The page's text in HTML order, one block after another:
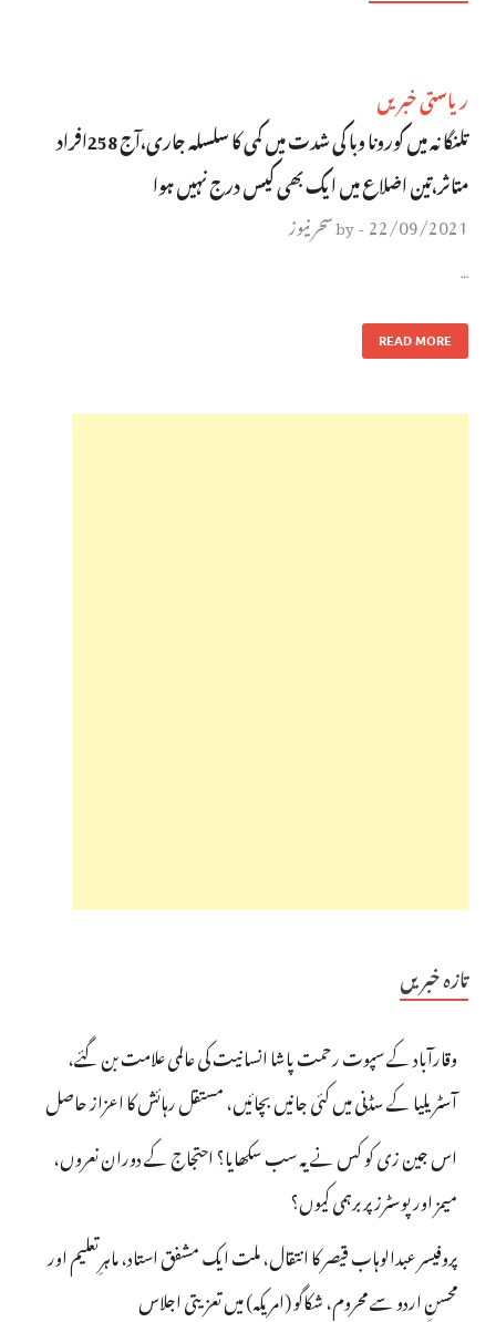
ریاستی خبریں
تلنگانہ میں کورونا وبا کی شدت میں کمی کا سلسلہ جاری،آج 258افراد
متاثر،تین اضلاع میں ایک بھی کیس درج نہیں ہوا
22/09/2021
-
byسحر نیوز
…
READ MORE
تازہ خبریں
وقارآباد کے سپوت رحمت پاشا انسانیت کی عالمی علامت بن گئے،
آسٹریلیا کے سڈنی میں کئی جانیں بچائیں، مستقل رہائش کا اعزاز حاصل
اس جین زی کو کس نے یہ سب سکھایا؟ احتجاج کے دوران نعروں،
میمز اور پوسٹرز پر برہمی کیوں؟
پروفیسر عبدالوہاب قیصر کا انتقال، ملت ایک مشفق استاد، ماہرِتعلیم اور
محسنِ اردو سے محروم، شکاگو (امریکہ) میں تعزیتی اجلاس